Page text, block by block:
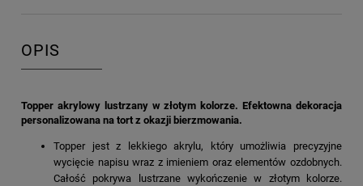
OPIS
Topper akrylowy lustrzany w złotym kolorze. Efektowna dekoracja
personalizowana na tort z okazji bierzmowania.
Topper jest z lekkiego akrylu, który umożliwia precyzyjne
wycięcie napisu wraz z imieniem oraz elementów ozdobnych.
Całość pokrywa lustrzane wykończenie w złotym kolorze.